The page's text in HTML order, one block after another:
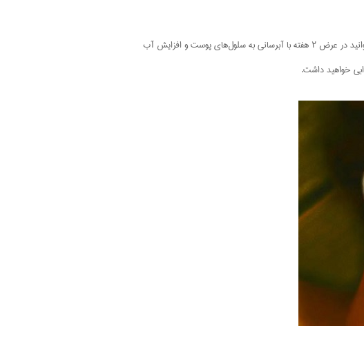
برای استفاده از خاصیت آبرسانی خیار این میوه را به صورت رنده شده و به مدت ۲۰ دقیقه روی پوست خود بگذارید. به این ترتیب می‌توانید در عرض ۲ هفته با آبرسانی به سلول‌های پوست و افزایش آب
خواهيد داشت.